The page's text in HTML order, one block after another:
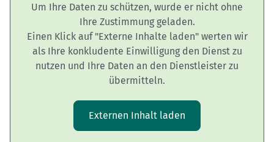
Um Ihre Daten zu schützen, wurde er nicht ohne
Ihre Zustimmung geladen.
Einen Klick auf "Externe Inhalte laden" werten wir
als Ihre konkludente Einwilligung den Dienst zu
nutzen und Ihre Daten an den Dienstleister zu
übermitteln.
Externen Inhalt laden